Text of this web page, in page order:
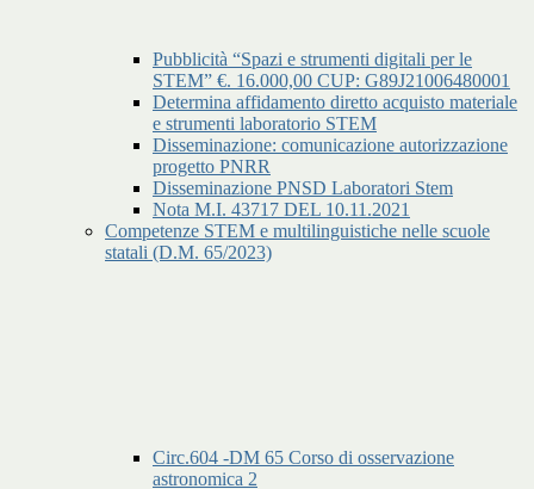
Pubblicità “Spazi e strumenti digitali per le
STEM” €. 16.000,00 CUP: G89J21006480001
Determina affidamento diretto acquisto materiale
e strumenti laboratorio STEM
Disseminazione: comunicazione autorizzazione
progetto PNRR
Disseminazione PNSD Laboratori Stem
Nota M.I. 43717 DEL 10.11.2021
Competenze STEM e multilinguistiche nelle scuole
statali (D.M. 65/2023)
Circ.604 -DM 65 Corso di osservazione
astronomica 2